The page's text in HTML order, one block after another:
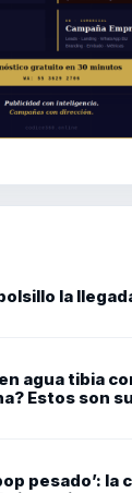
la
agua tibia
Estos son
pesado’: la